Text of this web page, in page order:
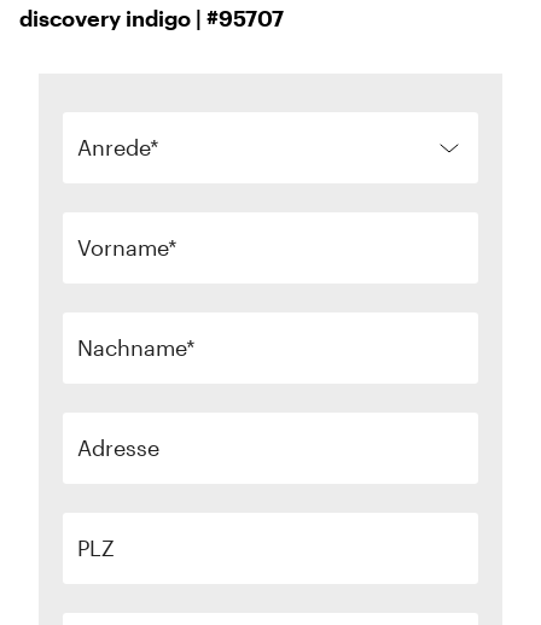
discovery indigo | #95707
Anrede
Vorname
Nachname
Adresse
PLZ